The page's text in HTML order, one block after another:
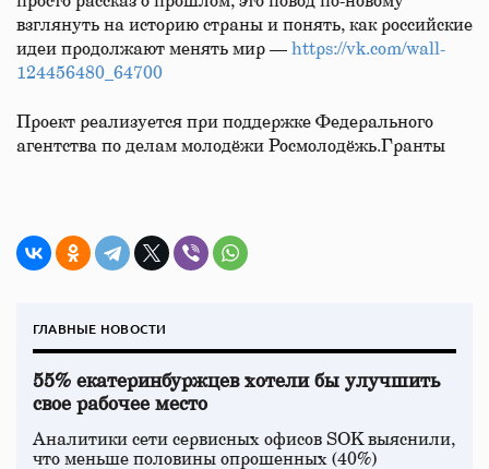
взглянуть на историю страны и понять, как российские
идеи продолжают менять мир — https://vk.com/wall-
124456480_64700
Проект реализуется при поддержке Федерального
агентства по делам молодёжи Росмолодёжь.Гранты
ГЛАВНЫЕ НОВОСТИ
55% екатеринбуржцев хотели бы улучшить
свое рабочее место
Аналитики сети сервисных офисов SOK выяснили,
что меньше половины опрошенных (40%)